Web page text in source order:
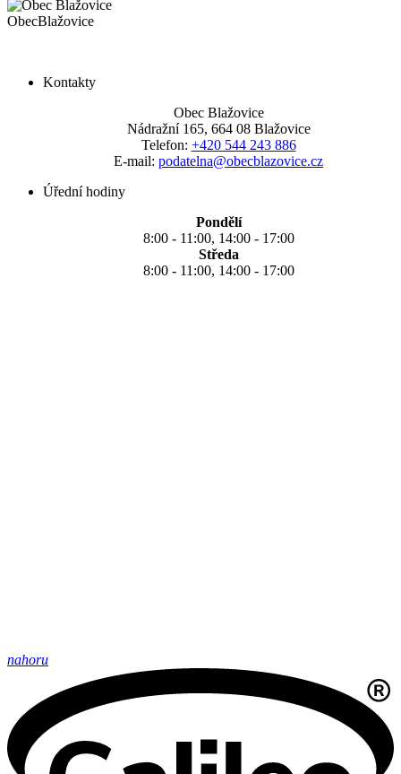
ObecBlažovice
Kontakty
Obec Blažovice
Nádražní 165, 664 08 Blažovice
Telefon: +420 544 243 886
E-mail: podatelna@obecblazovice.cz
Úřední hodiny
Pondělí
8:00 - 11:00, 14:00 - 17:00
Středa
8:00 - 11:00, 14:00 - 17:00
nahoru